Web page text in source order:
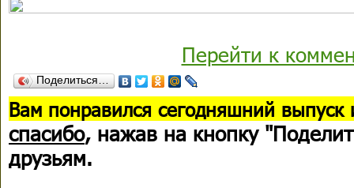
Перейти к
Поделиться…
Вам понравился сегодняшний выпуск
спасибо, нажав на кнопку
друзьям.